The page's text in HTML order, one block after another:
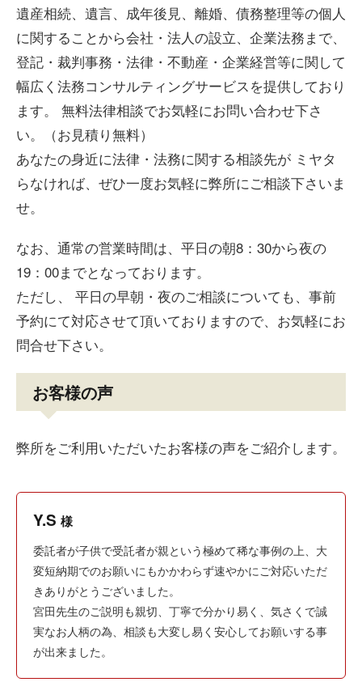
遺産相続、遺言、成年後見、離婚、債務整理等の個人
に関することから会社・法人の設立、企業法務まで、
登記・裁判事務・法律・不動産・企業経営等に関して
幅広く法務コンサルティングサービスを提供しており
ます。 無料法律相談でお気軽にお問い合わせ下さ
い。（お見積り無料）
あなたの身近に法律・法務に関する相談先が ミヤタ
らなければ、ぜひ一度お気軽に弊所にご相談下さいま
せ。
なお、通常の営業時間は、平日の朝8：30から夜の
19：00までとなっております。
ただし、 平日の早朝・夜のご相談についても、事前
予約にて対応させて頂いておりますので、お気軽にお
問合せ下さい。
お客様の声
弊所をご利用いただいたお客様の声をご紹介します。
Y.S 様
委託者が子供で受託者が親という極めて稀な事例の上、大
変短納期でのお願いにもかかわらず速やかにご対応いただ
きありがとうございました。
宮田先生のご説明も親切、丁寧で分かり易く、気さくで誠
実なお人柄の為、相談も大変し易く安心してお願いする事
が出来ました。